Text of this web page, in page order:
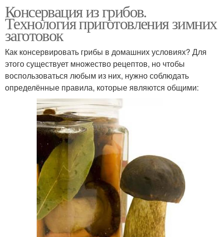
Консервация из грибов.
Технология приготовления зимних
заготовок
Как консервировать грибы в домашних условиях? Для
этого существует множество рецептов, но чтобы
воспользоваться любым из них, нужно соблюдать
определённые правила, которые являются общими: